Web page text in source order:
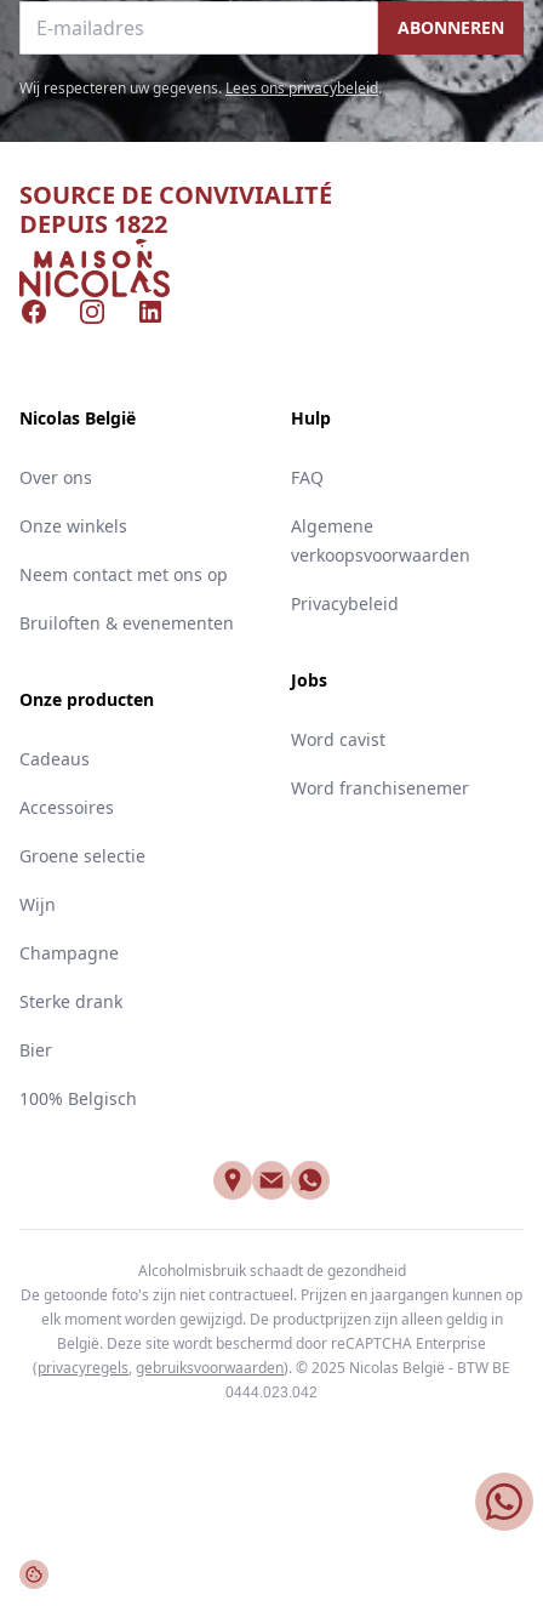
E-mailadres ABONNEREN
Wij respecteren uw gegevens.Lees ons privacybeleid.
SOURCE DE CONVIVIALITÉ
DEPUIS 1822
Nicolas
FacebookInstagramLinkedIn
Nicolas België
Over ons
Onze winkels
Neem contact met ons op
Bruiloften & evenementen
Onze producten
Cadeaus
Accessoires
Groene selectie
Wijn
Champagne
Sterke drank
Bier
100% Belgisch
Hulp
FAQ
Algemene
verkoopsvoorwaarden
Privacybeleid
Jobs
Word cavist
Word franchisenemer
Alcoholmisbruik schaadt de gezondheid
De getoonde foto's zijn niet contractueel. Prijzen en jaargangen kunnen op
elk moment worden gewijzigd. De productprijzen zijn alleen geldig in
België. Deze site wordt beschermd door reCAPTCHA Enterprise
(privacyregels, gebruiksvoorwaarden). © 2025 Nicolas België - BTW BE
0444.023.042